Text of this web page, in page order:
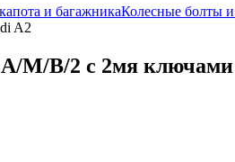
и багажникаКолесные болты
A2
M/B/2 с 2мя